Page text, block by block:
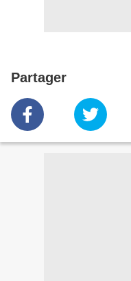
Partager